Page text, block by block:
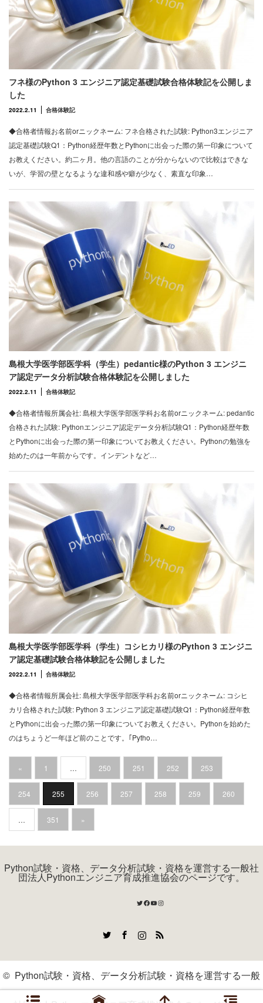
フネ様のPython 3 エンジニア認定基礎試験合格体験記を公開しま
した
2022.2.11 合格体験記
◆合格者情報お名前orニックネーム: フネ合格された試験: Python3エンジニア
認定基礎試験Q1：Python経歴年数とPythonに出会った際の第一印象について
お教えください。約二ヶ月。他の言語のことが分からないので比較はできな
いが、学習の壁となるような違和感や癖が少なく、素直な印象…
島根大学医学部医学科（学生）pedantic様のPython 3 エンジニ
ア認定データ分析試験合格体験記を公開しました
2022.2.11 合格体験記
◆合格者情報所属会社: 島根大学医学部医学科お名前orニックネーム: pedantic
合格された試験: Pythonエンジニア認定データ分析試験Q1：Python経歴年数
とPythonに出会った際の第一印象についてお教えください。Pythonの勉強を
始めたのは一年前からです。インデントなど…
島根大学医学部医学科（学生）コシヒカリ様のPython 3 エンジニ
ア認定基礎試験合格体験記を公開しました
2022.2.11 合格体験記
◆合格者情報所属会社: 島根大学医学部医学科お名前orニックネーム: コシヒ
カリ合格された試験: Python 3 エンジニア認定基礎試験Q1：Python経歴年数
とPythonに出会った際の第一印象についてお教えください。Pythonを始めた
のはちょうど一年ほど前のことです。｢Pytho…
« 1 … 250 251 252 253
254 255 256 257 258 259 260
… 351 »
Python試験・資格、データ分析試験・資格を運営する一般社
団法人Pythonエンジニア育成推進協会のページです。
Twitter
Facebook
YouTube
Instagram
RSS
© Python試験・資格、データ分析試験・資格を運営する一般